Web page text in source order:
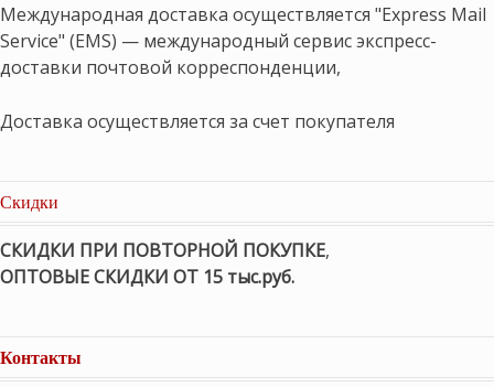
Международная доставка осуществляется "Express Mail
Service" (EMS) — международный сервис экспресс-
доставки почтовой корреспонденции,
Доставка осуществляется за счет покупателя
Скидки
СКИДКИ ПРИ ПОВТОРНОЙ ПОКУПКЕ,
ОПТОВЫЕ СКИДКИ ОТ 15 тыс.руб.
Контакты